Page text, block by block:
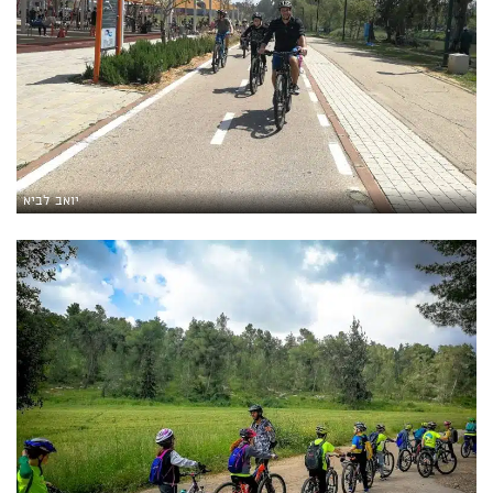
יואב לביא